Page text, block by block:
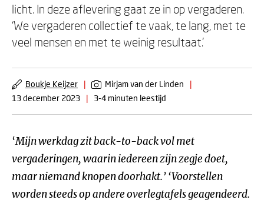
licht. In deze aflevering gaat ze in op vergaderen.
‘We vergaderen collectief te vaak, te lang, met te
veel mensen en met te weinig resultaat.’
Boukje Keijzer | Mirjam van der Linden
|
13 december 2023
| 3-4 minuten leestijd
‘Mijn werkdag zit back-to-back vol met
vergaderingen, waarin iedereen zijn zegje doet,
maar niemand knopen doorhakt.’ ‘Voorstellen
worden steeds op andere overlegtafels geagendeerd.